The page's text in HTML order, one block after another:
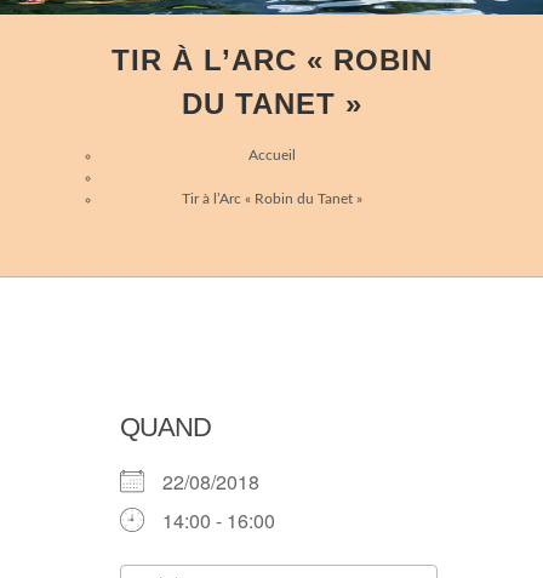
TIR À L’ARC « ROBIN
DU TANET »
Accueil
Tir à l’Arc « Robin du Tanet »
QUAND
22/08/2018
14:00 - 16:00